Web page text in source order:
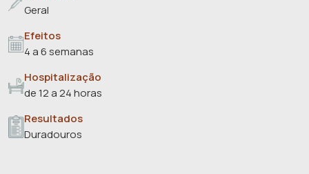
Geral
Efeitos
4 a 6 semanas
Hospitalização
de 12 a 24 horas
Resultados
Duradouros